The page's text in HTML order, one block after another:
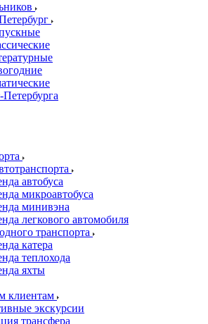
автобуса
микроавтобуса
минивэна
легкового автомобиля
транспорта
катера
теплохода
яхты
клиентам
экскурсии
трансфера